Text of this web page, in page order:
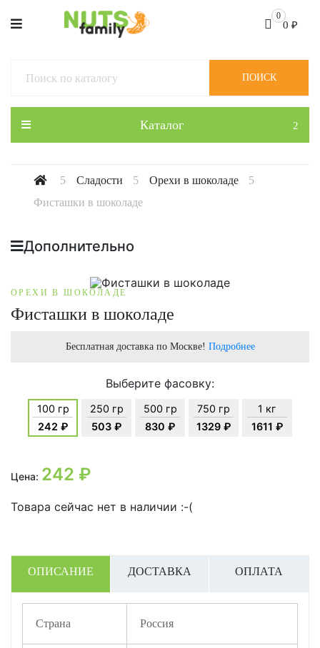
0
0 ₽
Каталог
ПОИСК
Сладости
Орехи в шоколаде
Фисташки в шоколаде
Дополнительно
ОРЕХИ В ШОКОЛАДЕ
Фисташки в шоколаде
Бесплатная доставка по Москве! Подробнее
Выберите фасовку:
100 гр
242 ₽
250 гр
503 ₽
500 гр
830 ₽
750 гр
1329 ₽
1 кг
1611 ₽
Цена: 242 ₽
Товара сейчас нет в наличии :-(
ОПИСАНИЕ ДОСТАВКА ОПЛАТА
Страна Россия